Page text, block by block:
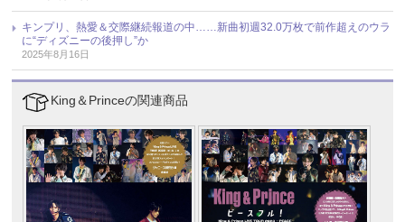
キンプリ、熱愛＆交際継続報道の中……新曲初週32.0万枚で前作超えのウラ
に“ディズニーの後押し”か
2025年8月16日
King＆Princeの関連商品